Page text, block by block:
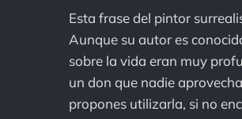
Esta frase del pintor
Aunque su autor es
sobre la vida eran muy
un don que nadie
propones utilizarla, si no